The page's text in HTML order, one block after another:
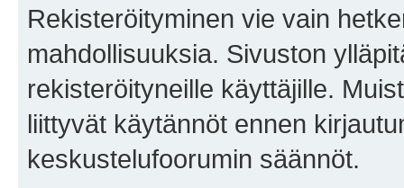
Rekisteröityminen vie vain
mahdollisuuksia. Sivuston
rekisteröityneille käyttäjille.
liittyvät käytännöt ennen
keskustelufoorumin säännöt.